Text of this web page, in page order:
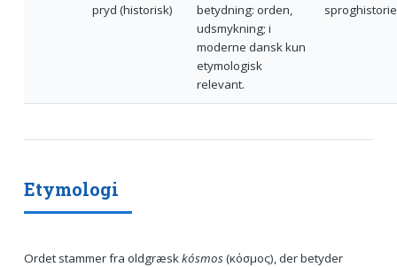
pryd (historisk)
betydning: orden,
udsmykning; i
moderne dansk kun
etymologisk
relevant.
sproghistorie
Etymologi
Ordet stammer fra oldgræskkósmos(κόσμος), der betyder